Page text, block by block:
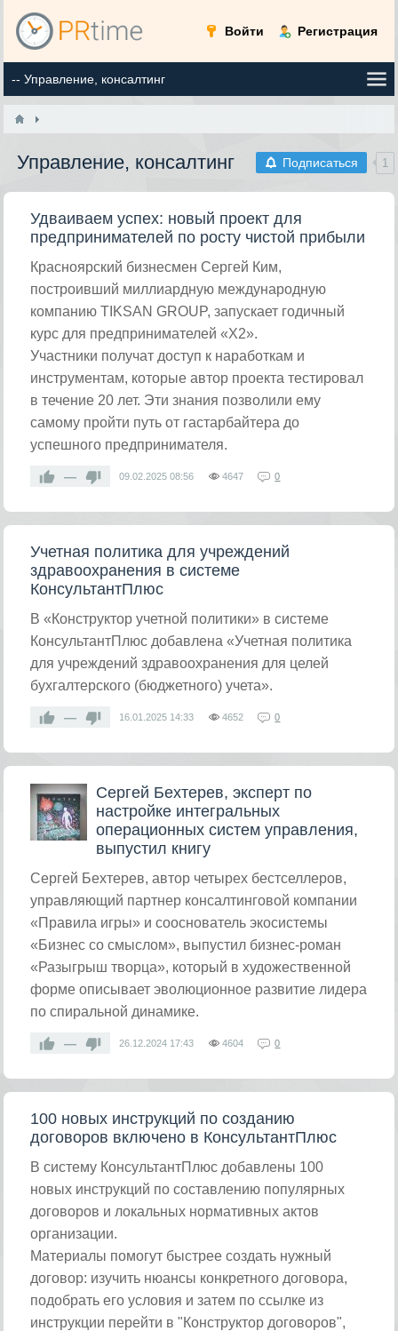
Войти Регистрация
Подписаться 1
Управление, консалтинг
Удваиваем успех: новый проект для
предпринимателей по росту чистой прибыли
Красноярский бизнесмен Сергей Ким,
построивший миллиардную международную
компанию TIKSAN GROUP, запускает годичный
курс для предпринимателей «Х2».
Участники получат доступ к наработкам и
инструментам, которые автор проекта тестировал
в течение 20 лет. Эти знания позволили ему
самому пройти путь от гастарбайтера до
успешного предпринимателя.
— 09.02.2025 08:56 4647 0
Учетная политика для учреждений
здравоохранения в системе
КонсультантПлюс
В «Конструктор учетной политики» в системе
КонсультантПлюс добавлена «Учетная политика
для учреждений здравоохранения для целей
бухгалтерского (бюджетного) учета».
— 16.01.2025 14:33 4652 0
Сергей Бехтерев, эксперт по
настройке интегральных
операционных систем управления,
выпустил книгу
Сергей Бехтерев, автор четырех бестселлеров,
управляющий партнер консалтинговой компании
«Правила игры» и сооснователь экосистемы
«Бизнес со смыслом», выпустил бизнес-роман
«Разыгрыш творца», который в художественной
форме описывает эволюционное развитие лидера
по спиральной динамике.
— 26.12.2024 17:43 4604 0
100 новых инструкций по созданию
договоров включено в КонсультантПлюс
В систему КонсультантПлюс добавлены 100
новых инструкций по составлению популярных
договоров и локальных нормативных актов
организации.
Материалы помогут быстрее создать нужный
договор: изучить нюансы конкретного договора,
подобрать его условия и затем по ссылке из
инструкции перейти в "Конструктор договоров",